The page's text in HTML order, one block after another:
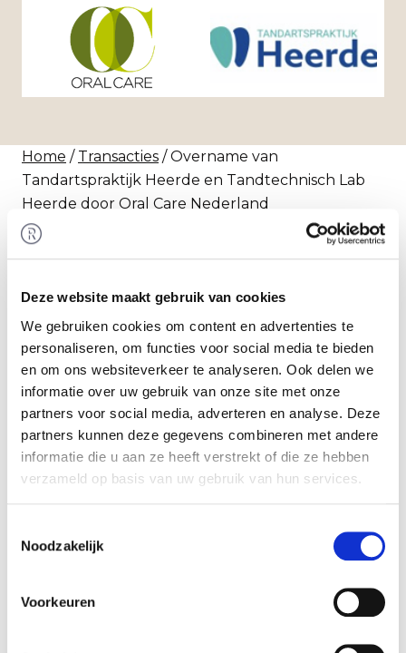
Deze website maakt gebruik van cookies
We gebruiken cookies om content en advertenties te
personaliseren, om functies voor social media te bieden
en om ons websiteverkeer te analyseren. Ook delen we
informatie over uw gebruik van onze site met onze
partners voor social media, adverteren en analyse. Deze
partners kunnen deze gegevens combineren met andere
informatie die u aan ze heeft verstrekt of die ze hebben
verzameld op basis van uw gebruik van hun services.
Noodzakelijk
Voorkeuren
Home / Transacties / Overname van
Tandartspraktijk Heerde en Tandtechnisch Lab
Heerde door Oral Care Nederland
Transactie
Oral Care Nederland heeft 100% van de aandelen
Heerde overgenomen. Rembrandt M&A heeft de
verkoper begeleid bij het realiseren van deze
transactie.
Tandartspraktijk Heerde
Tandartspraktijk Heerde is een gezinstandarts
gevestigd in het centrum van Heerde. De praktijk
biedt naast algemene mondzorg, ook
specialistische behandelingen zoals orthodontie
Tandartspraktijk Heerde is Tandtechnisch Lab
Heerde gevestigd, het lab is gespecialiseerd in
brugwerk.